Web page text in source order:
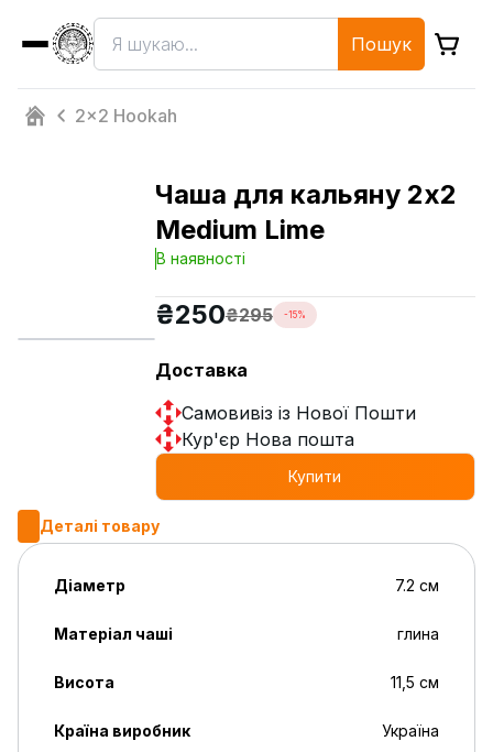
Пошук
2x2 Hookah
Чаша для кальяну 2x2
Medium Lime
В наявності
₴250₴295 -15%
Доставка
Самовивіз із Нової Пошти
Кур'єр Нова пошта
Купити
Деталі товару
Діаметр 7.2 см
Матеріал чаші глина
Висота 11,5 см
Країна виробник Україна